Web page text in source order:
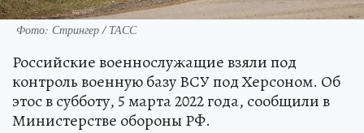
Фото: Стрингер / ТАСС
Российские военнослужащие взяли под
контроль военную базу ВСУ под Херсоном. Об
этос в субботу, 5 марта 2022 года, сообщили в
Министерстве обороны РФ.